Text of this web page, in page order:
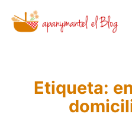
Saltar
Novedades
Apanymantel
Etiqueta: